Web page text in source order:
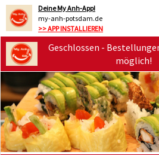
Deine My Anh-App!
my-anh-potsdam.de
>> APP INSTALLIEREN
Geschlossen -
möglich!